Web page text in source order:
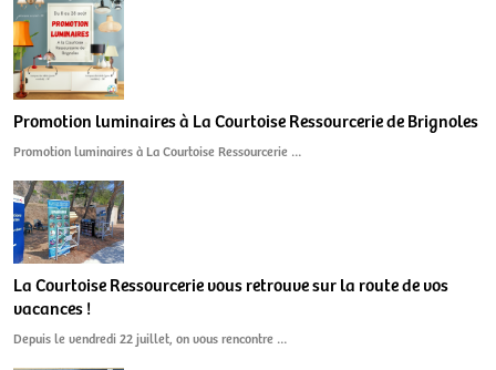
Promotion luminaires à La Courtoise Ressourcerie de Brignoles
Promotion luminaires à La Courtoise Ressourcerie …
La Courtoise Ressourcerie vous retrouve sur la route de vos
vacances !
Depuis le vendredi 22 juillet, on vous rencontre …